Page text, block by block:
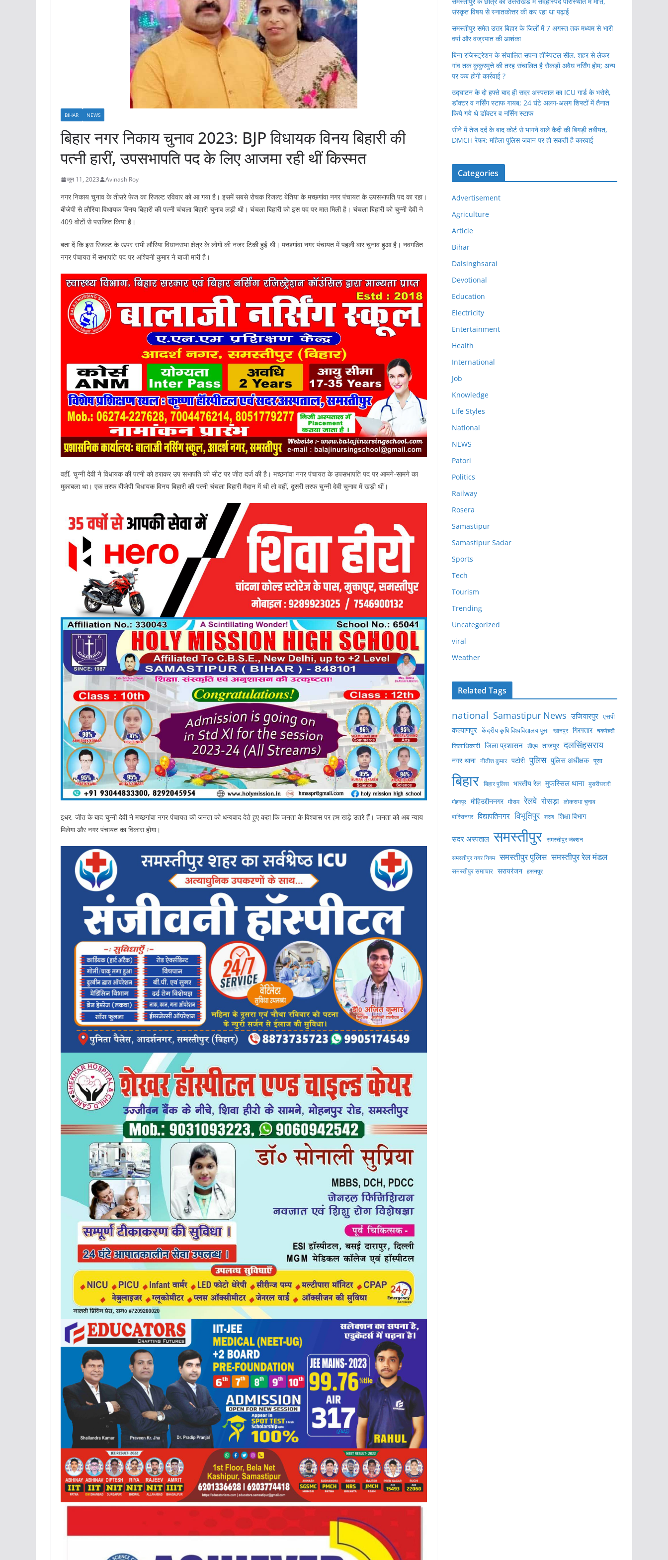
BIHAR NEWS
बिहार नगर निकाय चुनाव 2023: BJP विधायक विनय बिहारी की
पत्नी हारीं, उपसभापति पद के लिए आजमा रही थीं किस्मत
जून 11, 2023 Avinash Roy
नगर निकाय चुनाव के तीसरे फेज का रिजल्ट रविवार को आ गया है। इसमें सबसे रोचक रिजल्ट बेतिया के मच्छगांवा नगर पंचायत के उपसभापति पद का रहा।
बीजेपी से लौरिया विधायक विनय बिहारी की पत्नी चंचला बिहारी चुनाव लड़ी थी। चंचला बिहारी को इस पद पर मात मिली है। चंचला बिहारी को चुन्नी देवी ने
409 वोटों से पराजित किया है।
बता दें कि इस रिजल्ट के ऊपर सभी लौरिया विधानसभा क्षेत्र के लोगों की नजर टिकी हुई थी। मच्छगांवा नगर पंचायत में पहली बार चुनाव हुआ है। नवगठित
नगर पंचायत में सभापति पद पर अश्विनी कुमार ने बाजी मारी है।
वहीं, चुन्नी देवी ने विधायक की पत्नी को हराकर उप सभापति की सीट पर जीत दर्ज की है। मच्छगांवा नगर पंचायत के उपसभापति पद पर आमने-सामने का
मुकाबला था। एक तरफ बीजेपी विधायक विनय बिहारी की पत्नी चंचला बिहारी मैदान में थी तो वहीं, दूसरी तरफ चुन्नी देवी चुनाव में खड़ी थीं।
इधर, जीत के बाद चुन्नी देवी ने मच्छगांवा नगर पंचायत की जनता को धन्यवाद देते हुए कहा कि जनता के विश्वास पर हम खड़े उतरे हैं। जनता को अब न्याय
मिलेगा और नगर पंचायत का विकास होगा।
संस्कृत विषय से स्नातकोत्तर की कर रहा था पढ़ाई
समस्तीपुर समेत उत्तर बिहार के जिलों में 7 अगस्त तक मध्यम से भारी
वर्षा और वज्रपात की आशंका
बिना रजिस्ट्रेशन के संचालित सपना हॉस्पिटल सील, शहर से लेकर
गांव तक कुकुरमुत्ते की तरह संचालित है सैकड़ों अवैध नर्सिंग होम; अन्य
पर कब होगी कार्रवाई ?
उद्घाटन के दो हफ्ते बाद ही सदर अस्पताल का ICU गार्ड के भरोसे,
डॉक्टर व नर्सिंग स्टाफ गायब; 24 घंटे अलग-अलग शिफ्टों में तैनात
किये गये थे डॉक्टर व नर्सिंग स्टाफ
सीने में तेज दर्द के बाद कोर्ट से भागने वाले कैदी की बिगड़ी तबीयत,
DMCH रेफर; महिला पुलिस जवान पर हो सकती है कारवाई
Categories
Advertisement
Agriculture
Article
Bihar
Dalsinghsarai
Devotional
Education
Electricity
Entertainment
Health
International
Job
Knowledge
Life Styles
National
NEWS
Patori
Politics
Railway
Rosera
Samastipur
Samastipur Sadar
Sports
Tech
Tourism
Trending
Uncategorized
viral
Weather
Related Tags
national Samastipur News उजियारपुर एसपी
कल्याणपुर केंद्रीय कृषि विश्वविद्यालय पूसा खानपुर गिरफ्तार चकमेहसी
जिलाधिकारी जिला प्रशासन डीएम ताजपुर दलसिंहसराय
नगर थाना नीतीश कुमार पटोरी पुलिस पुलिस अधीक्षक पूसा
बिहार बिहार पुलिस भारतीय रेल मुफस्सिल थाना मुसरीघरारी
मोहनपुर मोहिउद्दीननगर मौसम रेलवे रोसड़ा लोकसभा चुनाव
वारिसनगर विद्यापतिनगर विभूतिपुर शराब शिक्षा विभाग
सदर अस्पताल समस्तीपुर समस्तीपुर जंक्शन
समस्तीपुर नगर निगम समस्तीपुर पुलिस समस्तीपुर रेल मंडल
समस्तीपुर समाचार सरायरंजन हसनपुर